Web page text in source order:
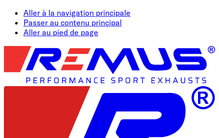
Aller à la navigation principale
Passer au contenu principal
Aller au pied de page